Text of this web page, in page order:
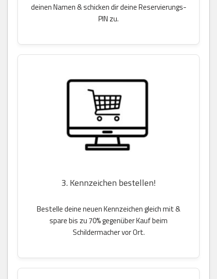
deinen Namen & schicken dir deine Reservierungs-
PIN zu.
3. Kennzeichen bestellen!
Bestelle deine neuen Kennzeichen gleich mit &
spare bis zu 70% gegenüber Kauf beim
Schildermacher vor Ort.